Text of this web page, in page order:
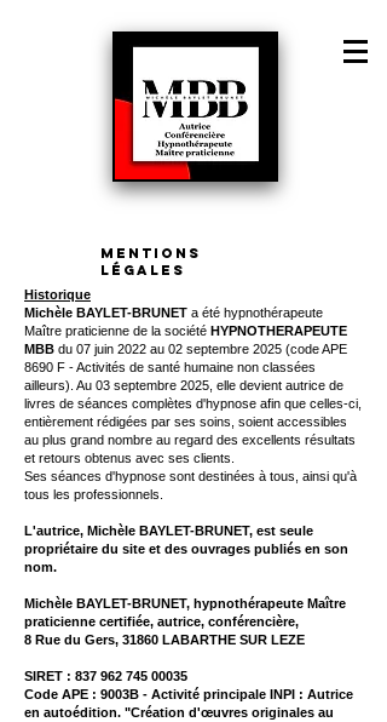
Mentions
légales
Historique
Michèle BAYLET-BRUNET a été hypnothérapeute
Maître praticienne de la société HYPNOTHERAPEUTE
MBB du 07 juin 2022 au 02 septembre 2025 (code APE
8690 F - Activités de santé humaine non classées
ailleurs). Au 03 septembre 2025, elle devient autrice de
livres de séances complètes d'hypnose afin que celles-ci,
entièrement rédigées par ses soins, soient accessibles
au plus grand nombre au regard des excellents résultats
et retours obtenus avec ses clients.
Ses séances d'hypnose sont destinées à tous, ainsi qu'à
tous les professionnels.
L'autrice, Michèle BAYLET-BRUNET, est seule
propriétaire du site et des ouvrages publiés en son
nom.
Michèle BAYLET-BRUNET, hypnothérapeute Maître
praticienne certifiée, autrice, conférencière,
8 Rue du Gers, 31860 LABARTHE SUR LEZE
SIRET : 837 962 745 00035
Code APE : 9003B - Activité principale INPI : Autrice
en autoédition. "Création d'œuvres originales au